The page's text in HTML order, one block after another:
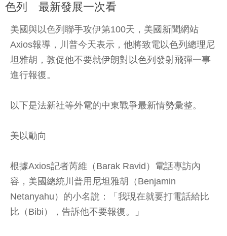
色列 最新發展一次看
美國與以色列聯手攻伊第100天，美國新聞網站
Axios報導，川普今天表示，他將致電以色列總理尼
坦雅胡，敦促他不要就伊朗對以色列發射飛彈一事
進行報復。
以下是法新社等外電的中東戰爭最新情勢彙整。
美以動向
根據Axios記者芮維（Barak Ravid）電話專訪內
容，美國總統川普用尼坦雅胡（Benjamin
Netanyahu）的小名說：「我現在就要打電話給比
比（Bibi），告訴他不要報復。」